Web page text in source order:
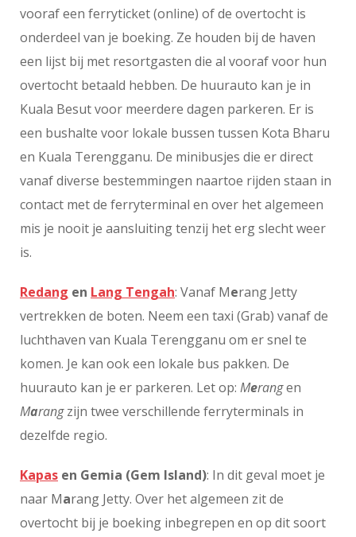
vooraf een ferryticket (online) of de overtocht is
onderdeel van je boeking. Ze houden bij de haven
een lijst bij met resortgasten die al vooraf voor hun
overtocht betaald hebben. De huurauto kan je in
Kuala Besut voor meerdere dagen parkeren. Er is
een bushalte voor lokale bussen tussen Kota Bharu
en Kuala Terengganu. De minibusjes die er direct
vanaf diverse bestemmingen naartoe rijden staan in
contact met de ferryterminal en over het algemeen
mis je nooit je aansluiting tenzij het erg slecht weer
is.
Redang en Lang Tengah: Vanaf Merang Jetty
vertrekken de boten. Neem een taxi (Grab) vanaf de
luchthaven van Kuala Terengganu om er snel te
komen. Je kan ook een lokale bus pakken. De
huurauto kan je er parkeren. Let op: Merangen
Marangzijn twee verschillende ferryterminals in
dezelfde regio.
Kapas en Gemia (Gem Island): In dit geval moet je
naar Marang Jetty. Over het algemeen zit de
overtocht bij je boeking inbegrepen en op dit soort